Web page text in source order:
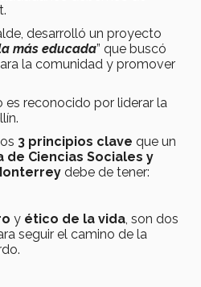
desarrolló un proyecto
más educada” que buscó
la comunidad y promover
es reconocido por liderar la
3 principios clave que un
de Ciencias Sociales y
debe de tener:
y ético de la vida , son dos
seguir el camino de la